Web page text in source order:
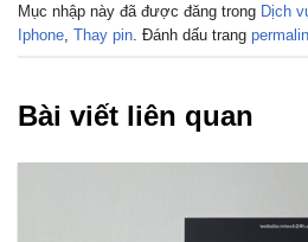
Mục nhập này đã được đăng trong Dịch
Iphone Thay pin . Đánh dấu trang
Bài viết liên quan